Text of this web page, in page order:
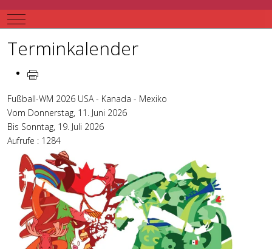
Mobile Menu Toggle
Terminkalender
Fußball-WM 2026 USA - Kanada - Mexiko
Vom Donnerstag, 11. Juni 2026
Bis Sonntag, 19. Juli 2026
Aufrufe : 1284